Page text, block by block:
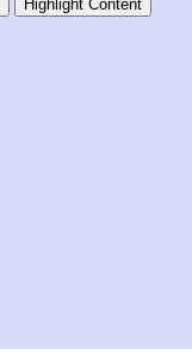
Highlight Content